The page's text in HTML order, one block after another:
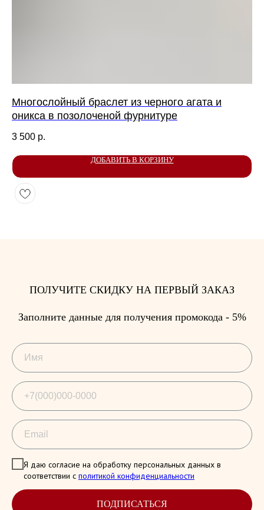
Многослойный браслет из черного агата и
оникса в позолоченой фурнитуре
3 500 р.
ДОБАВИТЬ В КОРЗИНУ
ПОЛУЧИТЕ СКИДКУ НА ПЕРВЫЙ ЗАКАЗ
Заполните данные для получения промокода - 5%
Я даю согласие на обработку персональных данных в
соответствии с политикой конфиденциальности
ПОДПИСАТЬСЯ
Я ВСЕГДА РАДА ВАШИМ ВОПРОСАМ И
ЛЮБЫМ УДОБНЫМ СПОСОБОМ